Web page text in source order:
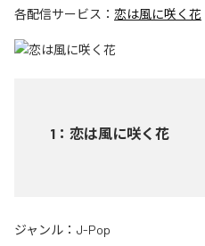
各配信サービス： 恋は風に咲く花
1 ： 恋は風に咲く花
ジャンル： J-Pop